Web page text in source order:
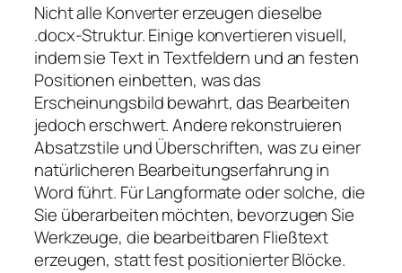
Nicht alle Konverter erzeugen dieselbe
.docx-Struktur. Einige konvertieren visuell,
indem sie Text in Textfeldern und an festen
Positionen einbetten, was das
Erscheinungsbild bewahrt, das Bearbeiten
jedoch erschwert. Andere rekonstruieren
Absatzstile und Überschriften, was zu einer
natürlicheren Bearbeitungserfahrung in
Word führt. Für Langformate oder solche, die
Sie überarbeiten möchten, bevorzugen Sie
Werkzeuge, die bearbeitbaren Fließtext
erzeugen, statt fest positionierter Blöcke.